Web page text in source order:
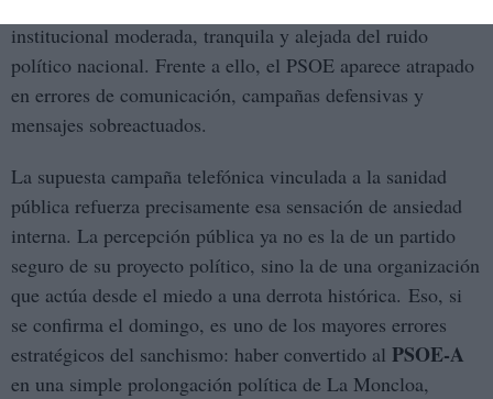
institucional moderada, tranquila y alejada del ruido
político nacional. Frente a ello, el PSOE aparece atrapado
en errores de comunicación, campañas defensivas y
mensajes sobreactuados.
La supuesta campaña telefónica vinculada a la sanidad
pública refuerza precisamente esa sensación de ansiedad
interna. La percepción pública ya no es la de un partido
seguro de su proyecto político, sino la de una organización
que actúa desde el miedo a una derrota histórica. Eso, si
se confirma el domingo, es uno de los mayores errores
estratégicos del sanchismo: haber convertido al PSOE-A
en una simple prolongación política de La Moncloa,